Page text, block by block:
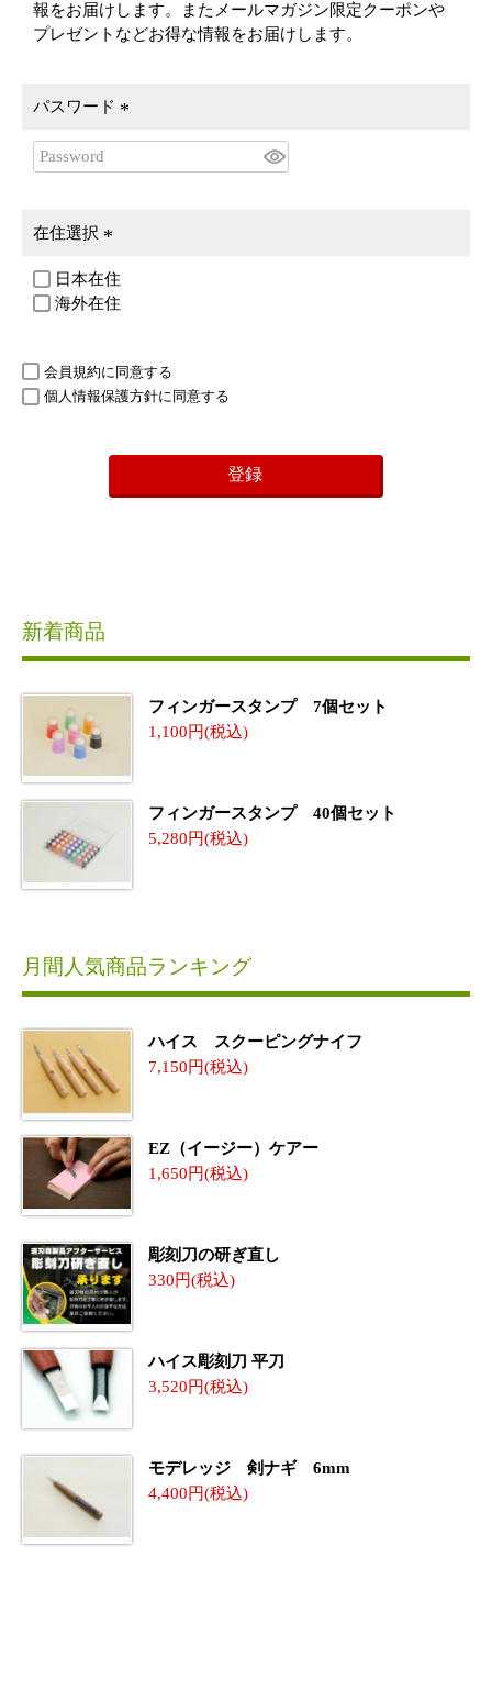
報をお届けします。またメールマガジン限定クーポンや
プレゼントなどお得な情報をお届けします。
パスワード
(
在住選択
必
須
日本在住
海外在住
会員規約に同意する
個人情報保護方針に同意する
登録
新着商品
フィンガースタンプ 7個セット
1,100
フィンガースタンプ 40個セット
5,280
月間人気商品ランキング
ハイス スクーピングナイフ
7,150
EZ（イージー）ケアー
1,650
彫刻刀の研ぎ直し
330
ハイス彫刻刀 平刀
3,520
モデレッジ 剣ナギ 6mm
4,400